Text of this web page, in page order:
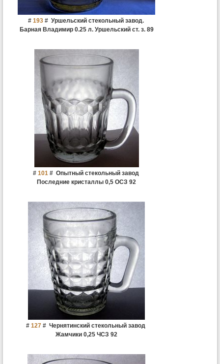
# 193# Уршельский стекольный завод.
Барная Владимир 0.25 л. Уршельский ст. з. 89
# 101# Опытный стекольный завод
Последние кристаллы 0,5 ОСЗ 92
# 127 # Чернятинский стекольный завод
Жамчики 0,25 ЧСЗ 92